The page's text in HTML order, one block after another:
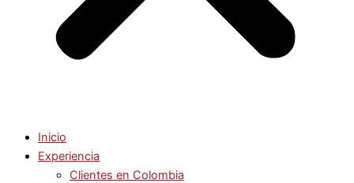
Inicio
Experiencia
Clientes en Colombia